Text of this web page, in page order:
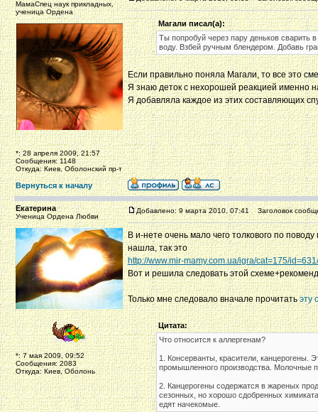
МамаСпец наук прикладных,
ученица Ордена
*: 28 апреля 2009, 21:57
Сообщения: 1148
Откуда: Киев, Оболонский пр-т
Магали писал(а):
Ты попробуй через пару деньков сварить
воду. Взбей ручным блендером. Добавь
Если правильно поняла Магали, то все это
Я знаю деток с нехорошей реакцией именно
Я добавляла каждое из этих составляющих
Вернуться к началу
Екатерина
Ученица Ордена Любви
*: 7 мая 2009, 09:52
Сообщения: 2083
Откуда: Киев, Оболонь
Добавлено: 9 марта 2010, 07:41 Заголовок
В и-нете очень мало чего толкового по
нашла, так это
http://www.mir-mamy.com.ua/igra/cat=175/id=631/
Вот и решила следовать этой
Только мне следовало вначале прочитатьэту
Цитата:
Что относится к аллергенам?
1. Консерванты, красители, канцерогены.
промышленного производства. Молочные
2. Канцерогены содержатся в жареных
сезонных, но хорошо сдобренных
едят начекомые.